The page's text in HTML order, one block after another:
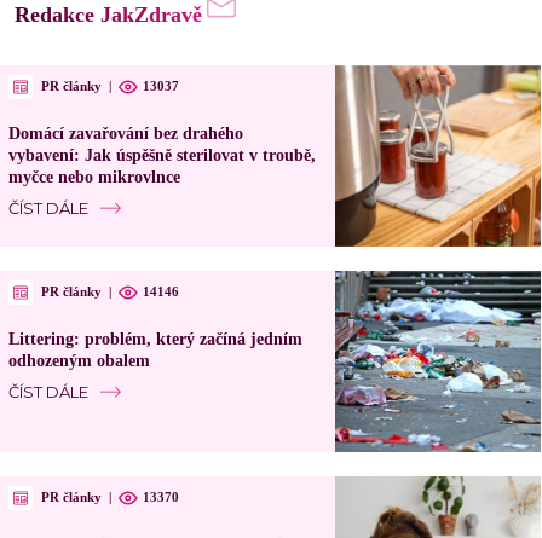
Redakce JakZdravě
PR články | 13037
Domácí zavařování bez drahého
vybavení: Jak úspěšně sterilovat v troubě,
myčce nebo mikrovlnce
ČÍST DÁLE
PR články | 14146
Littering: problém, který začíná jedním
odhozeným obalem
ČÍST DÁLE
PR články | 13370